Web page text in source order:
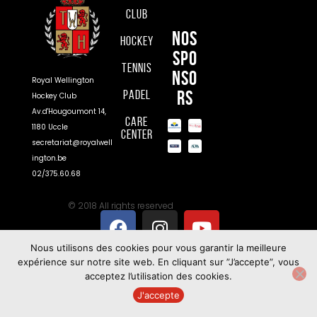
Royal Wellington
Hockey Club
Av.d'Hougoumont 14,
1180 Uccle
secretariat@royalwell
ington.be
02/375.60.68
Club
Hockey
Tennis
Padel
Care
Center
Nos
spo
nso
rs
© 2018 All rights reserved
Nous utilisons des cookies pour vous garantir la meilleure
expérience sur notre site web. En cliquant sur ”J’accepte”, vous
acceptez l’utilisation des cookies.
J'accepte